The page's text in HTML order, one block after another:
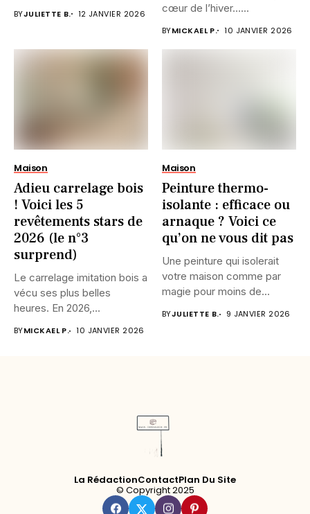
BYJULIETTE B. 12 JANVIER 2026
cœur de l’hiver…...
BYMICKAEL P. 10 JANVIER 2026
Maison
Adieu carrelage bois
! Voici les 5
revêtements stars de
2026 (le n°3
surprend)
Le carrelage imitation bois a
vécu ses plus belles
heures. En 2026,...
BYMICKAEL P. 10 JANVIER 2026
Maison
Peinture thermo-
isolante : efficace ou
arnaque ? Voici ce
qu’on ne vous dit pas
Une peinture qui isolerait
votre maison comme par
magie pour moins de...
BYJULIETTE B. 9 JANVIER 2026
La RédactionContactPlan Du Site
© Copyright 2025